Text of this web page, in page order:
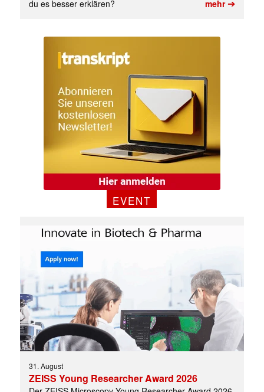
✕
du es besser erklären?
mehr➔
EVENT
31. August
ZEISS Young Researcher Award 2026